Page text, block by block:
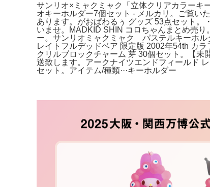
サンリオ×ミャクミャク「立体クリアカラーキ
オキーホルダー7個セット - メルカリ。ご覧い
あります。がおぱわるぅ グッズ 53点セット
いませ。MADKID SHIN コロちゃんまとめ売
ー。サンリオミャクミャク パステルキーホ
レイトフルデッドベア 限定版 2002年54th カ
クリルブロックチャーム 芽 30個セット。【
送致します。アークナイツエンドフィール
セット。アイテム/種類···キーホルダー